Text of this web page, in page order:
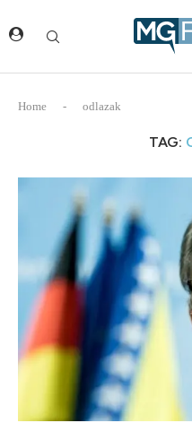
Home - odlazak
TAG: